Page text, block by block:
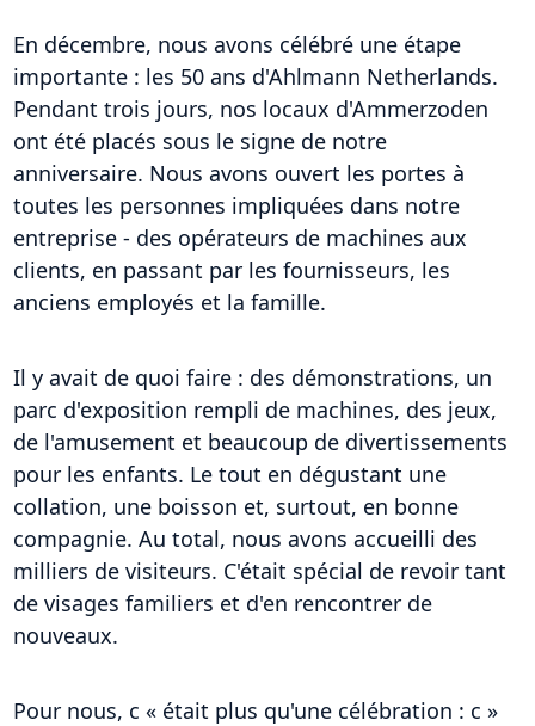
En décembre, nous avons célébré une étape
importante : les 50 ans d'Ahlmann Netherlands.
Pendant trois jours, nos locaux d'Ammerzoden
ont été placés sous le signe de notre
anniversaire. Nous avons ouvert les portes à
toutes les personnes impliquées dans notre
entreprise - des opérateurs de machines aux
clients, en passant par les fournisseurs, les
anciens employés et la famille.
Il y avait de quoi faire : des démonstrations, un
parc d'exposition rempli de machines, des jeux,
de l'amusement et beaucoup de divertissements
pour les enfants. Le tout en dégustant une
collation, une boisson et, surtout, en bonne
compagnie. Au total, nous avons accueilli des
milliers de visiteurs. C'était spécial de revoir tant
de visages familiers et d'en rencontrer de
nouveaux.
Pour nous, c « était plus qu'une célébration : c »